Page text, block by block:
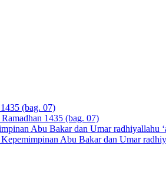
Ramadhan 1435 (bag. 07)
Abu Bakar dan Umar